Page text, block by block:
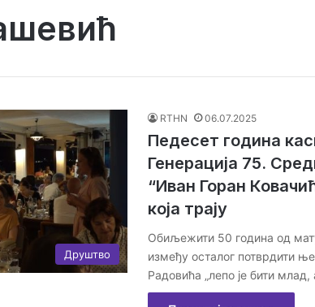
Друштво
RTHN 06.07.2025
Педесет година
Генерација 75.
“Иван Горан
која трају
Обиљежити 50 година од
између осталог потврдити
Радовића „лепо је бити млад,